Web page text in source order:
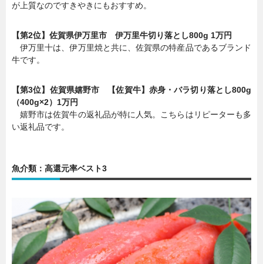
が上質なのですきやきにもおすすめ。
【第2位】佐賀県伊万里市 伊万里牛切り落とし800g 1万円
伊万里十は、伊万里焼と共に、佐賀県の特産品であるブランド
牛です。
【第3位】佐賀県嬉野市 【佐賀牛】赤身・バラ切り落とし800g
（400g×2）1万円
嬉野市は佐賀牛の返礼品が特に人気。こちらはリピーターも多
い返礼品です。
魚介類：高還元率ベスト3